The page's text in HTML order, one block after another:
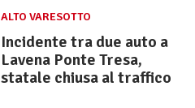
ALTO VARESOTTO
Incidente tra due auto a
Lavena Ponte Tresa,
statale chiusa al traffico